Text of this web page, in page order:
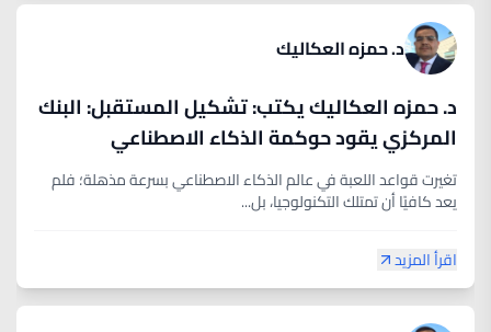
د. حمزه العكاليك
د. حمزه العكاليك يكتب: تشكيل المستقبل: البنك
المركزي يقود حوكمة الذكاء الاصطناعي
تغيرت قواعد اللعبة في عالم الذكاء الاصطناعي بسرعة مذهلة؛ فلم
يعد كافيًا أن تمتلك التكنولوجيا، بل...
اقرأ المزيد